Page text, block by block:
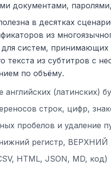
документами,
в десятках
из
систем,
текста из субтитров с
по объёму.
(латинских)
строк, цифр,
пробелов и удаление
нижний регистр,
HTML, JSON, MD, код)